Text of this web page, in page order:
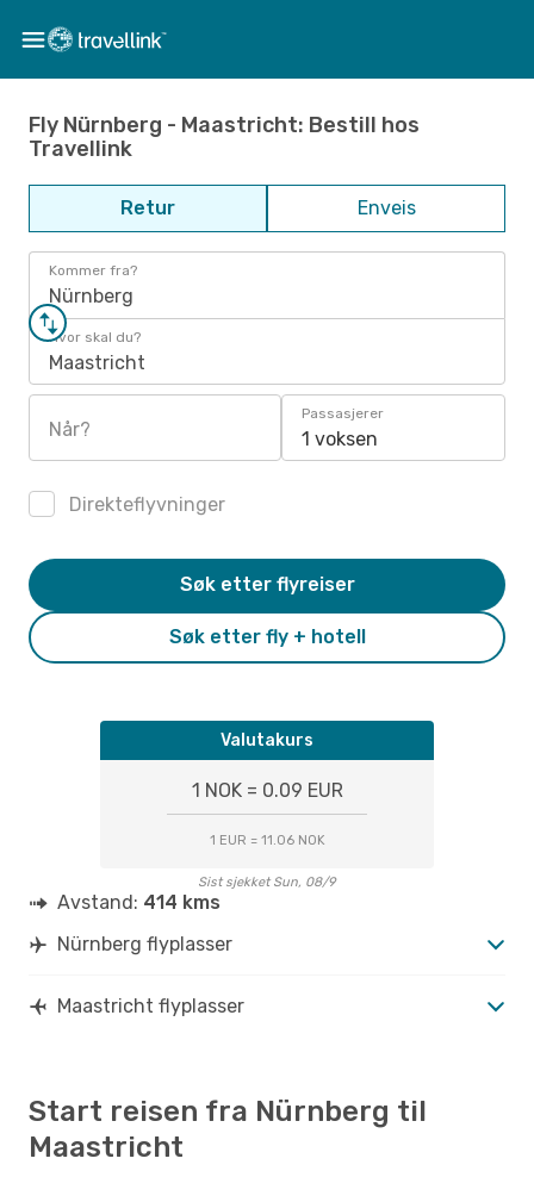
Fly Nürnberg - Maastricht: Bestill hos
Travellink
Retur Enveis
Kommer fra?
Nürnberg
Hvor skal du?
Maastricht
Når?
Passasjerer
1 voksen
Direkteflyvninger
Søk etter fly + hotell
Søk etter flyreiser
Valutakurs
1 NOK = 0.09 EUR
1 EUR = 11.06 NOK
Sist sjekket Sun, 08/9
Avstand: 414 kms
Nürnberg flyplasser
Maastricht flyplasser
Start reisen fra Nürnberg til
Maastricht